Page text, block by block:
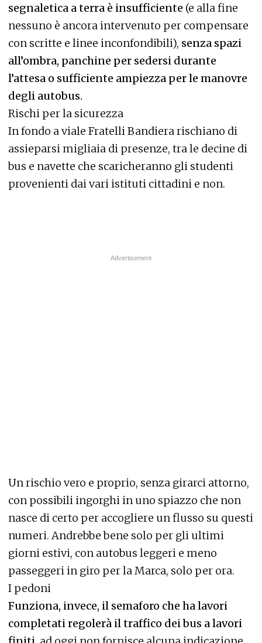
segnaletica a terra è insufficiente (e alla fine
nessuno è ancora intervenuto per compensare
con scritte e linee inconfondibili), senza spazi
all’ombra, panchine per sedersi durante
l’attesa o sufficiente ampiezza per le manovre
degli autobus.
Rischi per la sicurezza
In fondo a viale Fratelli Bandiera rischiano di
assieparsi migliaia di presenze, tra le decine di
bus e navette che scaricheranno gli studenti
provenienti dai vari istituti cittadini e non.
Un rischio vero e proprio, senza girarci attorno,
con possibili ingorghi in uno spiazzo che non
nasce di certo per accogliere un flusso su questi
numeri. Andrebbe bene solo per gli ultimi
giorni estivi, con autobus leggeri e meno
passeggeri in giro per la Marca, solo per ora.
I pedoni
Funziona, invece, il semaforo che ha lavori
completati regolerà il traffico dei bus a lavori